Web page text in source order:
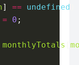
] ==
undefined
= 0
monthlyTotals